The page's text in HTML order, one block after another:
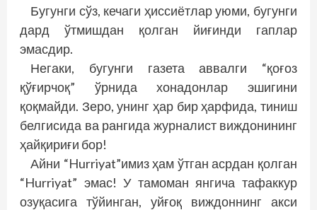
Бугунги сўз, кечаги ҳиссиётлар уюми, бугунги
дард ўтмишдан қолган йиғинди гаплар
эмасдир.
Негаки, бугунги газета аввалги “қоғоз
қўғирчоқ” ўрнида хонадонлар эшигини
қоқмайди. Зеро, унинг ҳар бир ҳарфида, тиниш
белгисида ва рангида журналист виждонининг
ҳайқириғи бор!
Айни “Hurriyat”имиз ҳам ўтган асрдан қолган
“Hurriyat” эмас! У тамоман янгича тафаккур
озуқасига тўйинган, уйғоқ виждоннинг акси